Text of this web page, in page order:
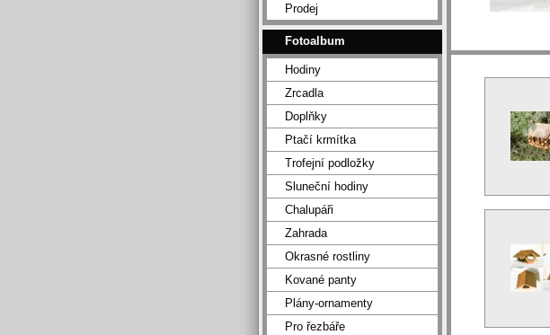
Prodej
Fotoalbum
Hodiny
Zrcadla
Doplňky
Ptačí krmítka
Trofejní podložky
Sluneční hodiny
Chalupáři
Zahrada
Okrasné rostliny
Kované panty
Plány-ornamenty
Pro řezbáře